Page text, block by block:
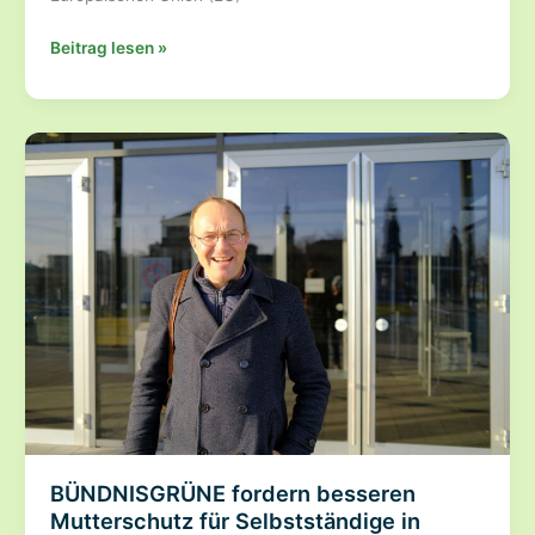
Proteste
Mercosur-
Abkommen
–
BÜNDNISGRÜNE
Bedingungen
für
unsere
Landwirte
Beitrag lesen »
BÜNDNISGRÜNE fordern besseren
Mutterschutz für Selbstständige in